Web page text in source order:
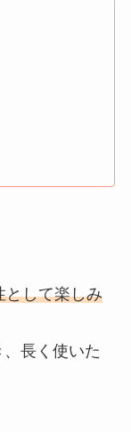
として楽しみ
長く使いた